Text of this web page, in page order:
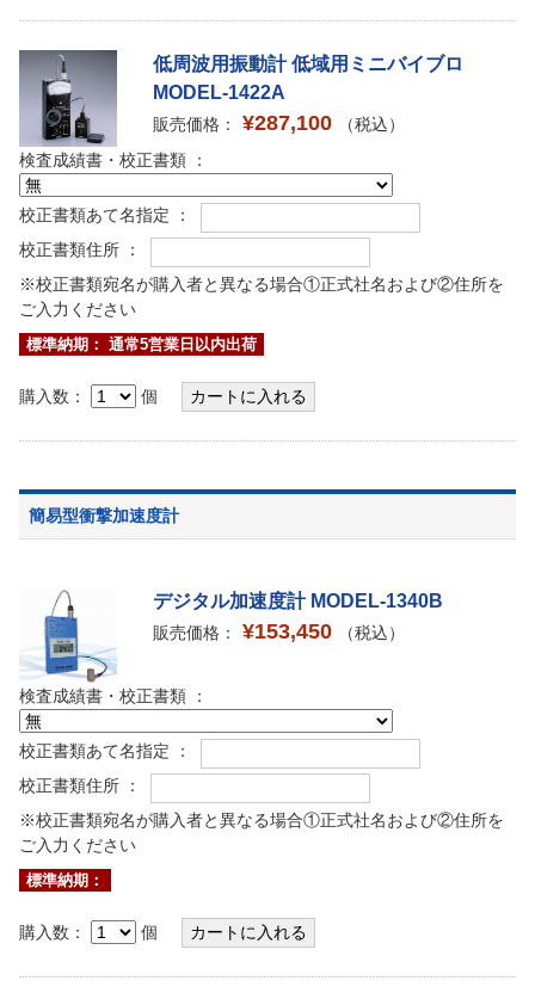
低周波用振動計 低域用ミニバイブロ
MODEL-1422A
販売価格： ¥287,100
（税込）
検査成績書・校正書類 ：
校正書類あて名指定 ：
校正書類住所 ：
※校正書類宛名が購入者と異なる場合①正式社名および②住所を
ご入力ください
標準納期： 通常5営業日以内出荷
購入数： 個
簡易型衝撃加速度計
デジタル加速度計 MODEL-1340B
販売価格： ¥153,450 （税込）
検査成績書・校正書類 ：
校正書類あて名指定 ：
校正書類住所 ：
※校正書類宛名が購入者と異なる場合①正式社名および②住所を
ご入力ください
標準納期：
購入数： 個